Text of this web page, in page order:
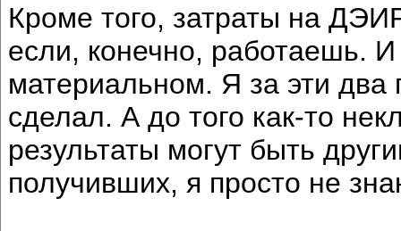
Кроме того, затраты на
если, конечно, работаешь.
материальном. Я за эти два
сделал. А до того как-то
результаты могут быть
получивших, я просто не